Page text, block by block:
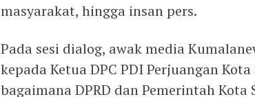
masyarakat, hingga insan pers.
Pada sesi dialog, awak media
kepada Ketua DPC PDI Perjuangan
bagaimana DPRD dan Pemerintah